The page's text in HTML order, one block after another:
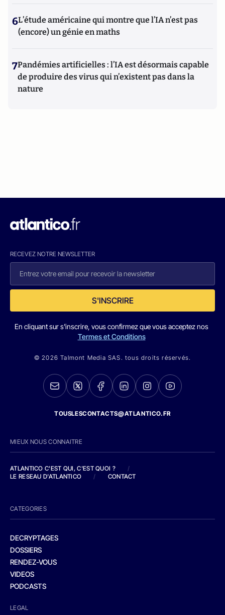
6L’étude américaine qui montre que l’IA n’est pas
(encore) un génie en maths
7Pandémies artificielles : l’IA est désormais capable
de produire des virus qui n’existent pas dans la
nature
RECEVEZ NOTRE NEWSLETTER
S'INSCRIRE
En cliquant sur s'inscrire, vous confirmez que vous acceptez nos
Termes et Conditions
© 2026 Talmont Media SAS. tous droits réservés.
TOUSLESCONTACTS@ATLANTICO.FR
MIEUX NOUS CONNAITRE
ATLANTICO C'EST QUI, C'EST QUOI ?
/
LE RESEAU D'ATLANTICO
/ CONTACT
CATEGORIES
DECRYPTAGES
DOSSIERS
RENDEZ-VOUS
VIDEOS
PODCASTS
LEGAL